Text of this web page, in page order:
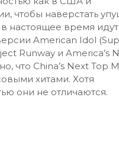
чтобы наверстать
настоящее время
American Idol
Runway и America’s
что China’s Next Top
хитами. Хотя
они не отличаются.